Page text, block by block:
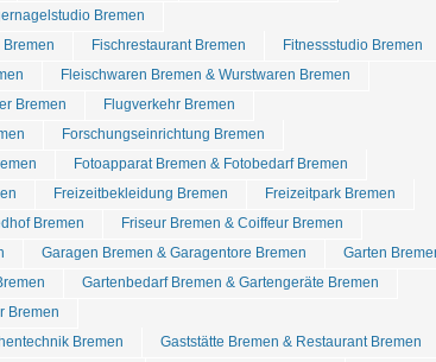
Bremen
Bremen
Fischrestaurant Bremen
Fitnessstudio Bremen
Fleischwaren Bremen & Wurstwaren Bremen
Bremen
Flugverkehr Bremen
Forschungseinrichtung Bremen
Fotoapparat Bremen & Fotobedarf Bremen
Freizeitbekleidung Bremen
Freizeitpark Bremen
Bremen
Friseur Bremen & Coiffeur Bremen
Garagen Bremen & Garagentore Bremen
Garten
Gartenbedarf Bremen & Gartengeräte Bremen
Bremen
Bremen
Gaststätte Bremen & Restaurant Bremen